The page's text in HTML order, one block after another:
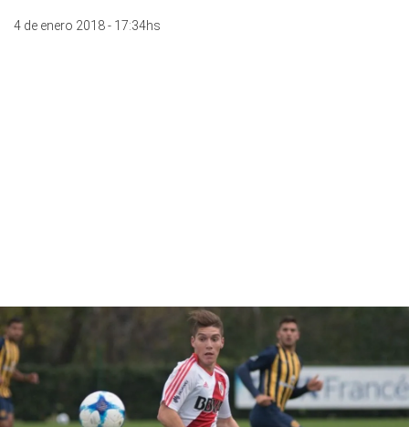
4 de enero 2018 - 17:34hs